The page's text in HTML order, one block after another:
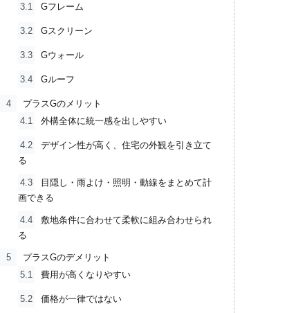
3.1
Gフレーム
3.2 Gスクリーン
3.3 Gウォール
3.4 Gルーフ
4
プラスGのメリット
4.1
外構全体に統一感を出しやすい
4.2
デザイン性が高く、住宅の外観を引き立て
る
4.3
目隠し・雨よけ・照明・動線をまとめて計
画できる
4.4
敷地条件に合わせて柔軟に組み合わせられ
る
5
プラスGのデメリット
5.1
費用が高くなりやすい
5.2 価格が一律ではない